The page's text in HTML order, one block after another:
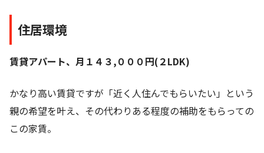
住居環境
賃貸アパート、月１４３,０００円(２LDK)
かなり高い賃貸ですが「近く人住んでもらいたい」という
親の希望を叶え、その代わりある程度の補助をもらっての
この家賃。